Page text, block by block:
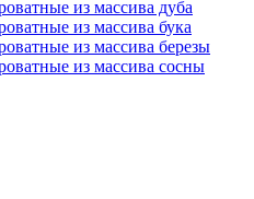
из массива дуба
из массива бука
из массива березы
из массива сосны